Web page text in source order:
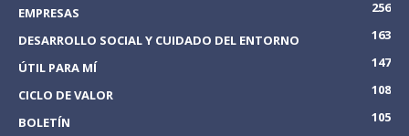
EMPRESAS
256
DESARROLLO SOCIAL Y CUIDADO DEL ENTORNO
163
ÚTIL PARA MÍ
147
CICLO DE VALOR
108
BOLETÍN
105